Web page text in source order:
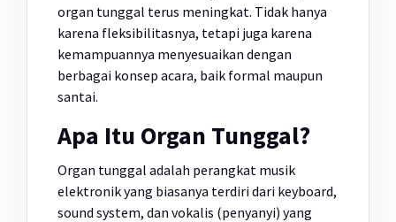
organ tunggal terus meningkat. Tidak hanya
karena fleksibilitasnya, tetapi juga karena
kemampuannya menyesuaikan dengan
berbagai konsep acara, baik formal maupun
santai.
Apa Itu Organ Tunggal?
Organ tunggal adalah perangkat musik
elektronik yang biasanya terdiri dari keyboard,
sound system, dan vokalis (penyanyi) yang